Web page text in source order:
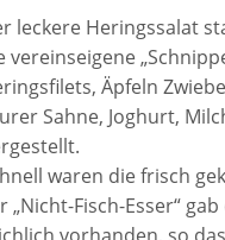
leckere Heringssalat
vereinseigene
Äpfeln
Sahne, Joghurt,
waren die frisch
„Nicht-Fisch-Esser“